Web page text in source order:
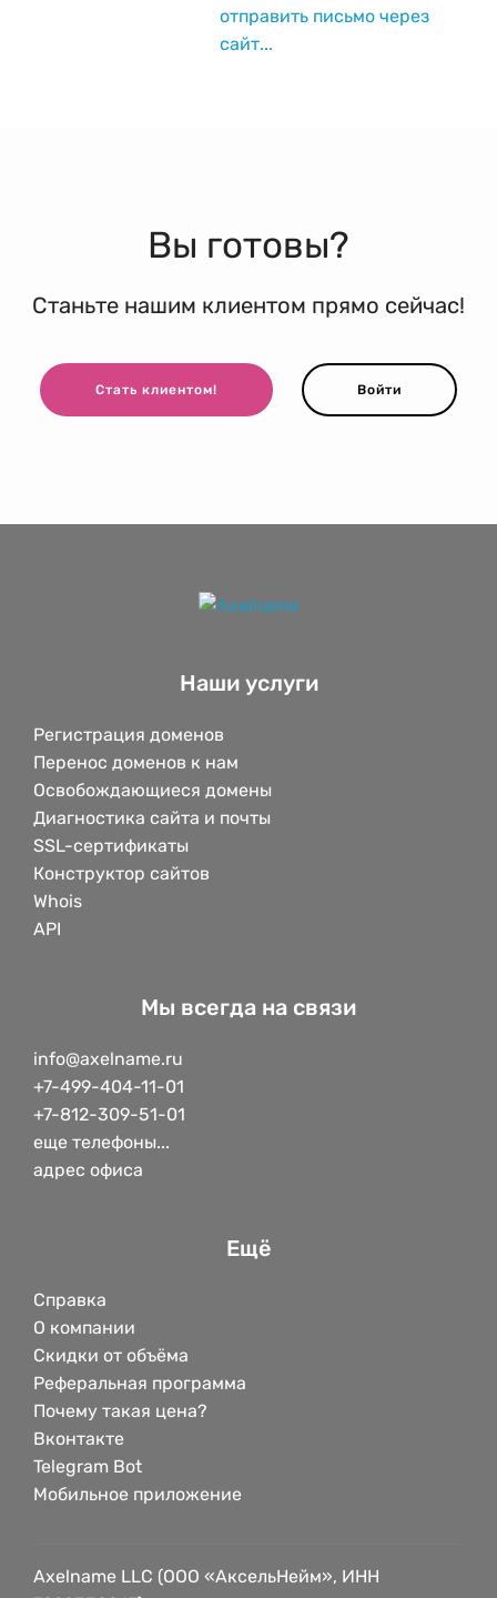
отправить письмо через
сайт...
Вы готовы?
Станьте нашим клиентом прямо сейчас!
Стать клиентом! Войти
Наши услуги
Регистрация доменов
Перенос доменов к нам
Освобождающиеся домены
Диагностика сайта и почты
SSL-сертификаты
Конструктор сайтов
Whois
API
Мы всегда на связи
info@axelname.ru
+7-499-404-11-01
+7-812-309-51-01
еще телефоны...
адрес офиса
Ещё
Справка
О компании
Скидки от объёма
Реферальная программа
Почему такая цена?
Вконтакте
Telegram Bot
Мобильное приложение
Axelname LLC (ООО «АксельНейм», ИНН